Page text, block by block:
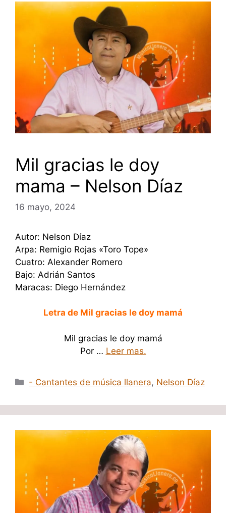
Mil gracias le doy
mama – Nelson Díaz
16 mayo, 2024
Autor: Nelson Díaz
Arpa: Remigio Rojas «Toro Tope»
Cuatro: Alexander Romero
Bajo: Adrián Santos
Maracas: Diego Hernández
Letra de Mil gracias le doy mamá
Mil gracias le doy mamá
Por … Leer mas.
Categorías
- Cantantes de música llanera, Nelson Díaz